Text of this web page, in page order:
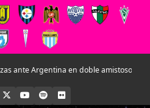
Argentina en doble amistoso en el CAR
YOUTUBE
SPOTIFYFLICKR